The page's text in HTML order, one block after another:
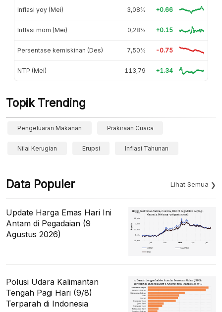
Inflasi yoy (Mei) 3,08% +0.66
Inflasi mom (Mei) 0,28% +0.15
Persentase kemiskinan (Des) 7,50% -0.75
NTP (Mei) 113,79 +1.34
Topik Trending
Pengeluaran Makanan Prakiraan Cuaca
Nilai Kerugian Erupsi Inflasi Tahunan
Data Populer Lihat Semua
Update Harga Emas Hari Ini
Antam di Pegadaian (9
Agustus 2026)
Polusi Udara Kalimantan
Tengah Pagi Hari (9/8)
Terparah di Indonesia